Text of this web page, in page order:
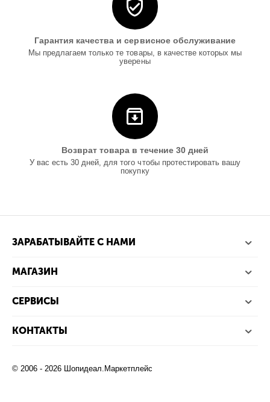
Гарантия качества и сервисное обслуживание
Мы предлагаем только те товары, в качестве которых мы
уверены
Возврат товара в течение 30 дней
У вас есть 30 дней, для того чтобы протестировать вашу
покупку
ЗАРАБАТЫВАЙТЕ С НАМИ
МАГАЗИН
СЕРВИСЫ
КОНТАКТЫ
© 2006 - 2026 Шопидеал.Маркетплейс